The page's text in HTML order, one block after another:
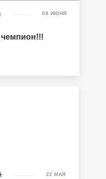
чемпион!!!
08 ИЮНЯ
22 МАЯ